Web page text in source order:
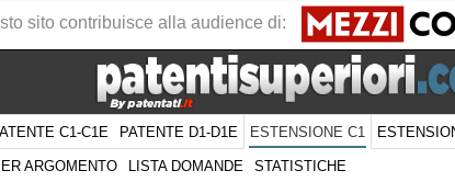
C1-C1E PATENTE D1-D1E ESTENSIONE C1
ARGOMENTO LISTA DOMANDE STATISTICHE
sito contribuisce alla audience di: